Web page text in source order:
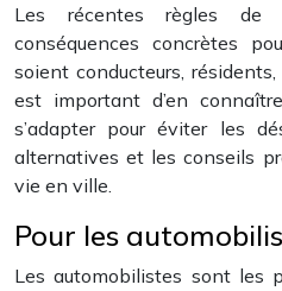
Les récentes règles de
conséquences concrètes
soient conducteurs,
est important d’en
s’adapter pour éviter les
alternatives et les conseils
vie en ville.
Pour les
Les automobilistes sont les